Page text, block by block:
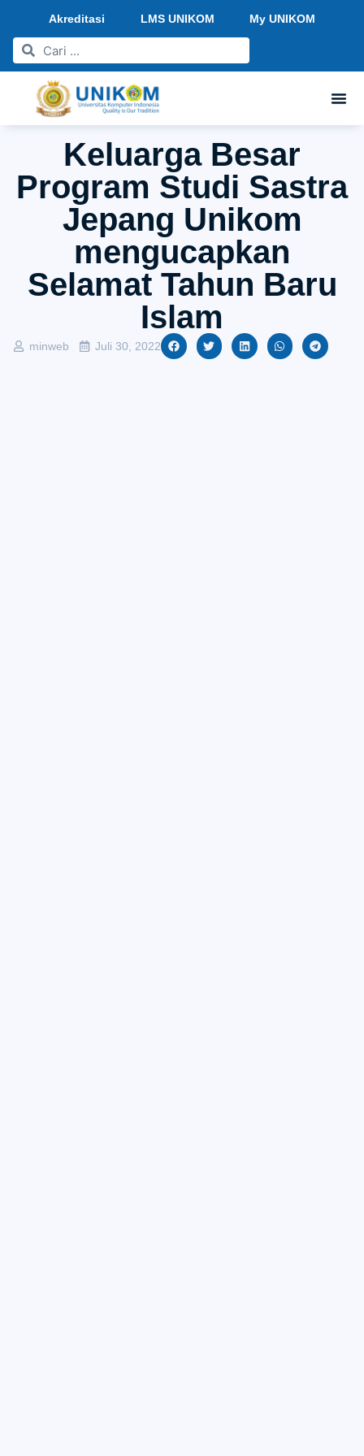
Akreditasi LMS UNIKOM My UNIKOM
Keluarga Besar
Program Studi Sastra
Jepang Unikom
mengucapkan
Selamat Tahun Baru
Islam
minweb Juli 30, 2022